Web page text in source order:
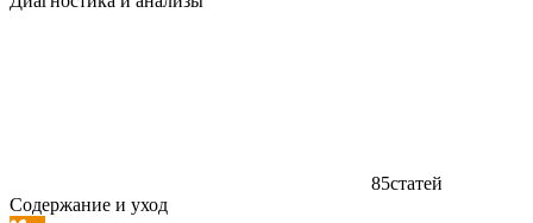
85статей
Содержание и уход